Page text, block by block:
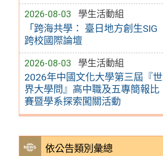
2026-08-03 學生活動組
「跨海共學： 臺日地方創生SIG
跨校國際論壇
2026-08-03 學生活動組
2026年中國文化大學第三屆『世
界大學問』高中職及五專簡報比
賽暨學系探索闖關活動
依公告類別彙總